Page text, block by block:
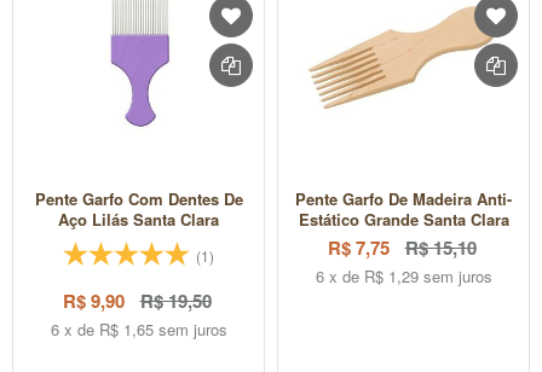
Pente Garfo Com Dentes De
Aço Lilás Santa Clara
(1)
R$ 9,90 R$ 19,50
6 x de R$ 1,65 sem juros
Pente Garfo De Madeira Anti-
Estático Grande Santa Clara
R$ 7,75 R$ 15,10
6 x de R$ 1,29 sem juros